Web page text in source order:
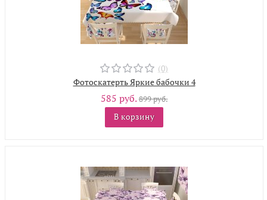
(0)
Фотоскатерть Яркие бабочки 4
585 руб.899 руб.
В корзину